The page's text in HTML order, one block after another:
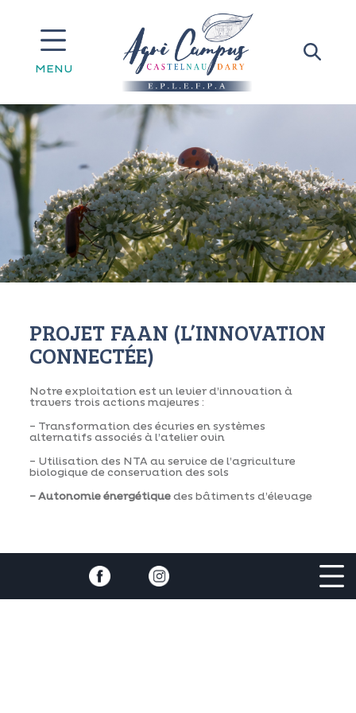
MENU
PROJET FAAN (L’INNOVATION
CONNECTÉE)
Notre exploitation est un levier d’innovation à
travers trois actions majeures :
– Transformation des écuries en systèmes
alternatifs associés à l’atelier ovin
– Utilisation des NTA au service de l’agriculture
biologique de conservation des sols
– Autonomie énergétiquedes bâtiments d’élevage